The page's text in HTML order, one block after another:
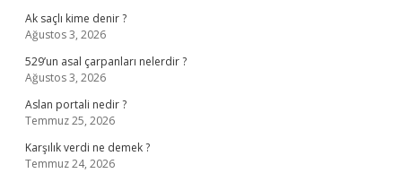
Ak saçlı kime denir ?
Ağustos 3, 2026
529’un asal çarpanları nelerdir ?
Ağustos 3, 2026
Aslan portali nedir ?
Temmuz 25, 2026
Karşılık verdi ne demek ?
Temmuz 24, 2026